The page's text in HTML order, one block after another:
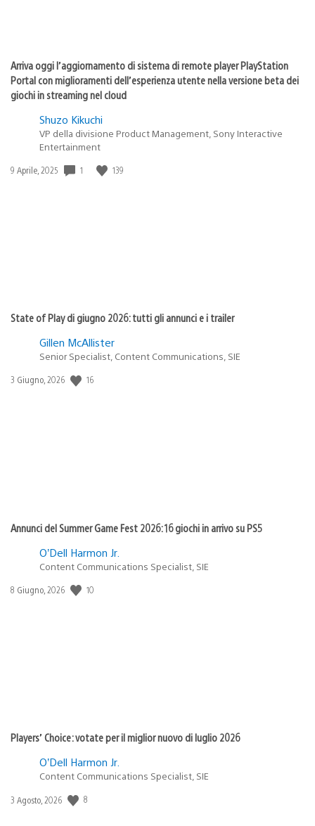
Arriva oggi l’aggiornamento di sistema di remote player PlayStation
Portal con miglioramenti dell’esperienza utente nella versione beta dei
giochi in streaming nel cloud
Shuzo Kikuchi
VP della divisione Product Management, Sony Interactive
Entertainment
Data
9 Aprile, 2025 1 139
State of Play di giugno 2026: tutti gli annunci e i trailer
Gillen McAllister
Senior Specialist, Content Communications, SIE
Data
3 Giugno, 2026 16
Annunci del Summer Game Fest 2026: 16 giochi in arrivo su PS5
O’Dell Harmon Jr.
Content Communications Specialist, SIE
Data
8 Giugno, 2026 10
Players’ Choice: votate per il miglior nuovo di luglio 2026
O’Dell Harmon Jr.
Content Communications Specialist, SIE
Data
3 Agosto, 2026 8